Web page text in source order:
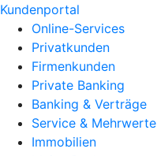
Kundenportal
Online-Services
Privatkunden
Firmenkunden
Private Banking
Banking & Verträge
Service & Mehrwerte
Immobilien